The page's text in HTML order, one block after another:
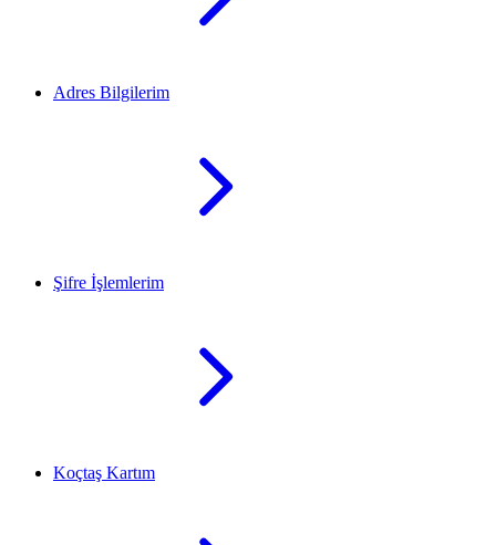
Adres Bilgilerim
Şifre İşlemlerim
Koçtaş Kartım